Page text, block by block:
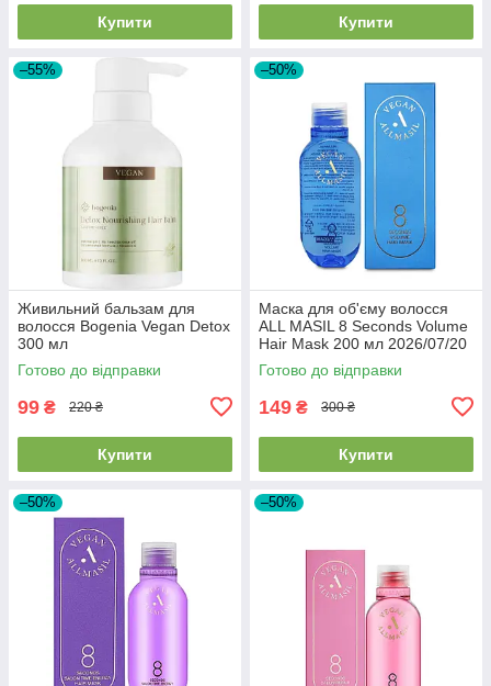
Купити Купити
–55%
Живильний бальзам для
волосся Bogenia Vegan Detox
300 мл
Готово до відправки
99 ₴ 220 ₴
Купити
–50%
Маска для об'єму волосся
ALL MASIL 8 Seconds Volume
Hair Mask 200 мл 2026/07/20
Готово до відправки
149 ₴ 300 ₴
Купити
–50% –50%